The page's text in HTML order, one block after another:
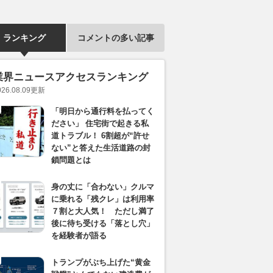
ランキング コメントの多い記事
界ニュースアクセスランキング
更新
「明日から通行料を払ってく
ださい」 住宅街で起きる私
道トラブル！ 6割超が“許せ
ない”と答えた生活道路の封
鎖問題とは
身の丈に「合わない」クルマ
に乗れる「残クレ」は利用率
７割と大人気！ ただし満了
後に待ち受ける「落とし穴」
を経験者が語る
トランプがぶち上げた“黄金